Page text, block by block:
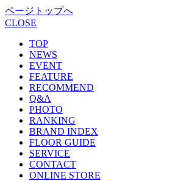
ページトップへ
CLOSE
TOP
NEWS
EVENT
FEATURE
RECOMMEND
Q&A
PHOTO
RANKING
BRAND INDEX
FLOOR GUIDE
SERVICE
CONTACT
ONLINE STORE